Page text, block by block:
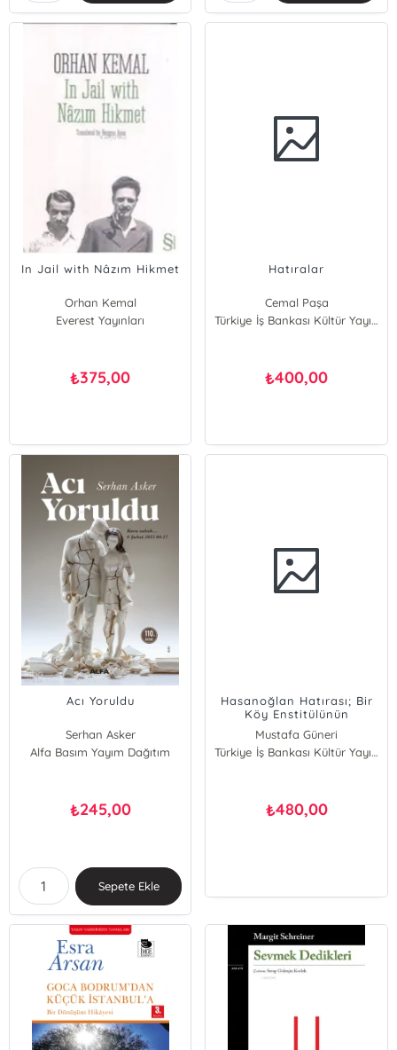
In Jail with Nâzım Hikmet
Orhan Kemal
Everest Yayınları
₺375,00
Hatıralar
Cemal Paşa
Türkiye İş Bankası Kültür Yayınları
₺400,00
Acı Yoruldu
Serhan Asker
Alfa Basım Yayım Dağıtım
₺245,00
Sepete Ekle
Hasanoğlan Hatırası; Bir
Köy Enstitülünün
Kaleminden ve
Objektifinden (1941 -
1951)
Mustafa Güneri
Türkiye İş Bankası Kültür Yayınları
₺480,00